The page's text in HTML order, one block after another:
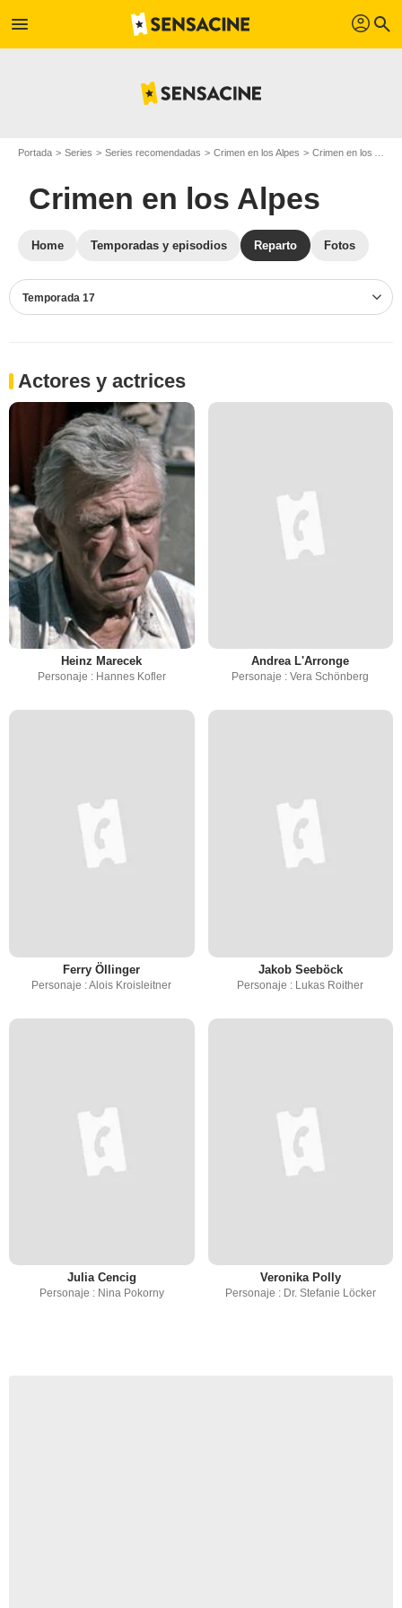
menu profil search
Portada Series Series recomendadas Crimen en los Alpes Crimen en los Alpes T17
Crimen en los Alpes
Home Temporadas y episodios Reparto Fotos
Temporada 17
Actores y actrices
Heinz Marecek
Personaje : Hannes Kofler
Andrea L'Arronge
Personaje : Vera Schönberg
Ferry Öllinger
Personaje : Alois Kroisleitner
Jakob Seeböck
Personaje : Lukas Roither
Julia Cencig
Personaje : Nina Pokorny
Veronika Polly
Personaje : Dr. Stefanie Löcker